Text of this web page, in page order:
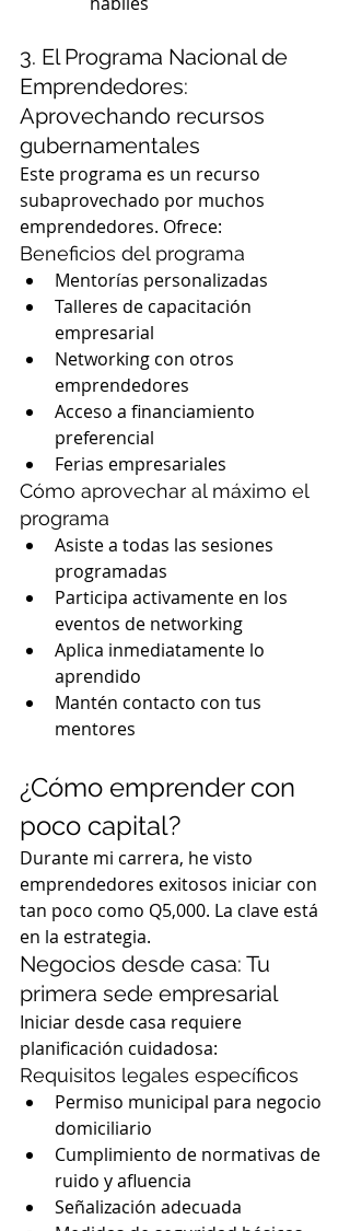
3. El Programa Nacional de
Emprendedores:
Aprovechando recursos
gubernamentales
Este programa es un recurso
subaprovechado por muchos
emprendedores. Ofrece:
Beneficios del programa
Mentorías personalizadas
Talleres de capacitación
empresarial
Networking con otros
emprendedores
Acceso a financiamiento
preferencial
Ferias empresariales
Cómo aprovechar al máximo el
programa
Asiste a todas las sesiones
programadas
Participa activamente en los
eventos de networking
Aplica inmediatamente lo
aprendido
Mantén contacto con tus
mentores
¿Cómo emprender con
poco capital?
Durante mi carrera, he visto
emprendedores exitosos iniciar con
tan poco como Q5,000. La clave está
en la estrategia.
Negocios desde casa: Tu
primera sede empresarial
Iniciar desde casa requiere
planificación cuidadosa:
Requisitos legales específicos
Permiso municipal para negocio
domiciliario
Cumplimiento de normativas de
ruido y afluencia
Señalización adecuada